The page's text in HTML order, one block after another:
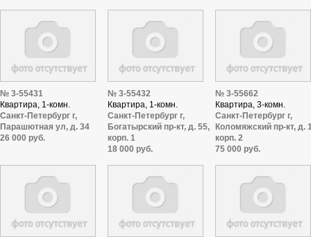
№ 3-55431
Квартира, 1-комн.
Санкт-Петербург г,
Парашютная ул, д. 34
26 000 руб.
№ 3-55432
Квартира, 1-комн.
Санкт-Петербург г,
Богатырский пр-кт, д. 55,
корп. 1
18 000 руб.
№ 3-55662
Квартира, 3-комн.
Санкт-Петербург г,
Коломяжский пр-кт, д.
корп. 2
75 000 руб.